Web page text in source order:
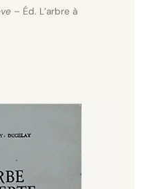
– Éd. L’arbre à